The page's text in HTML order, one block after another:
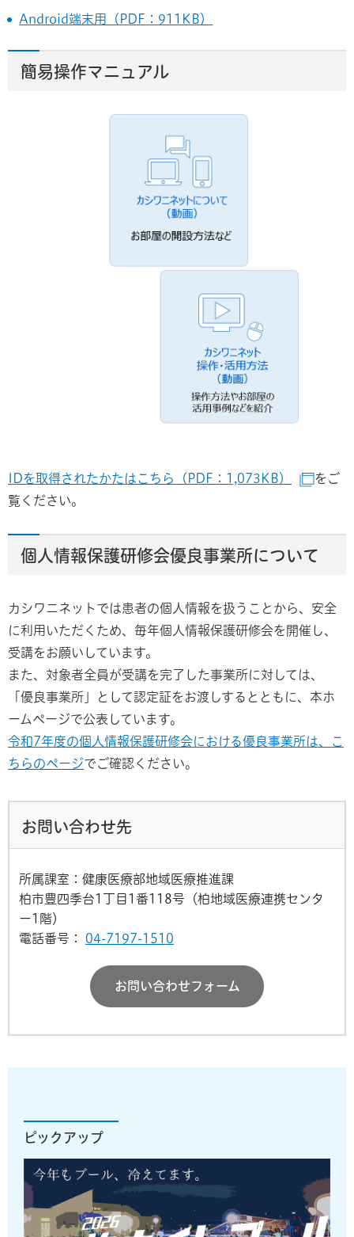
Android端末用（PDF：911KB）
簡易操作マニュアル
IDを取得されたかたはこちら（PDF：1,073KB） （別
をご
覧ください。
個人情報保護研修会優良事業所について
カシワニネットでは患者の個人情報を扱うことから、安全
に利用いただくため、毎年個人情報保護研修会を開催し、
受講をお願いしています。
また、対象者全員が受講を完了した事業所に対しては、
「優良事業所」として認定証をお渡しするとともに、本ホ
ームページで公表しています。
令和7年度の個人情報保護研修会における優良事業所は、こ
ちらのページでご確認ください。
お問い合わせ先
所属課室：健康医療部地域医療推進課
柏市豊四季台1丁目1番118号（柏地域医療連携センタ
ー1階）
電話番号：
04-7197-1510
お問い合わせフォーム
ピックアップ